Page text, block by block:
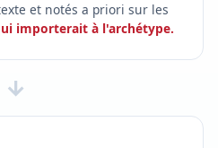
et notés a priori sur les
importerait à l'archétype.
→